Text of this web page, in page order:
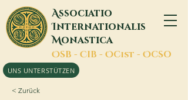
Associatio
Internationalis
Monastica
OSB - CIB - OCist - OCSO
UNS UNTERSTÜTZEN
< Zurück